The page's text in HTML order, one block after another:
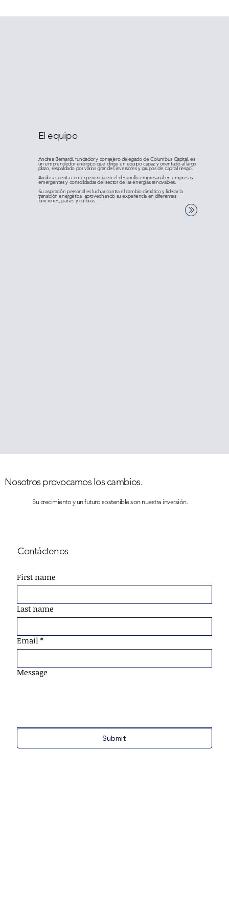
El equipo
Andrea Bernardi, fundador y consejero delegado de Columbus Capital, es
un emprendedor enérgico que dirige un equipo capaz y orientado al largo
plazo, respaldado por varios grandes inversores y grupos de capital riesgo.
Andrea cuenta con experiencia en el desarrollo empresarial en empresas
emergentes y consolidadas del sector de las energías renovables.
Su aspiración personal es luchar contra el cambio climático y liderar la
transición energética, aprovechando su experiencia en diferentes
funciones, países y culturas.
Nosotros provocamos los cambios.
Su crecimiento y un futuro sostenible son nuestra inversión.
Contáctenos
First name
Last name
Email *
Message
Submit